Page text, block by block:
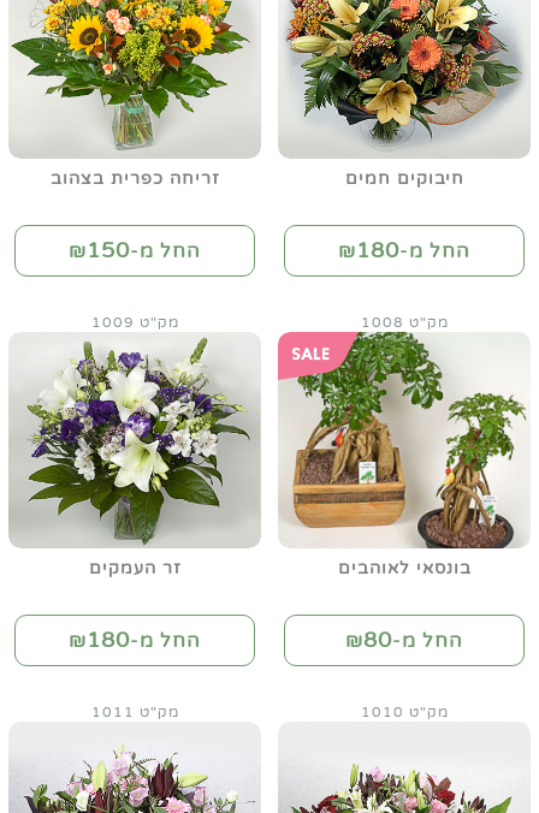
חיבוקים חמים
החל מ-₪180
זריחה כפרית בצהוב
החל מ-₪150
בונסאי לאוהבים
מק"ט 1008
החל מ-₪80
זר העמקים
מק"ט 1009
החל מ-₪180
מק"ט 1010 מק"ט 1011